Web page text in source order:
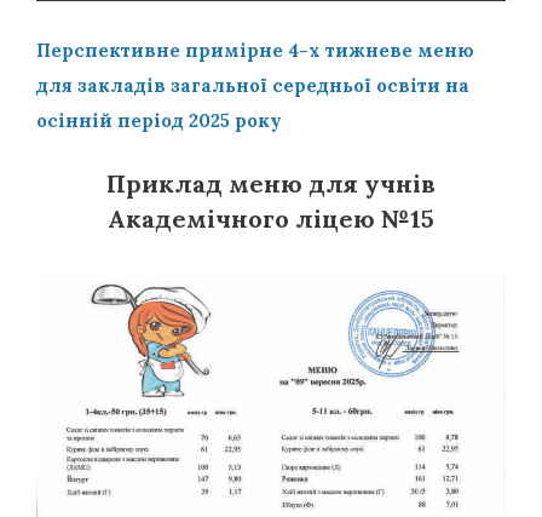
Перспективне примірне 4-х тижневе меню
для закладів загальної середньої освіти на
осінній період 2025 року
Приклад меню для учнів
Академічного ліцею №15